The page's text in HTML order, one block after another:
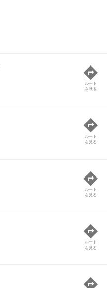
ルート
を見る
ルート
を見る
ルート
を見る
ルート
を見る